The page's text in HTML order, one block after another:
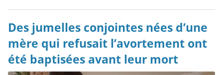
Des jumelles conjointes nées d’une
mère qui refusait l’avortement ont
été baptisées avant leur mort